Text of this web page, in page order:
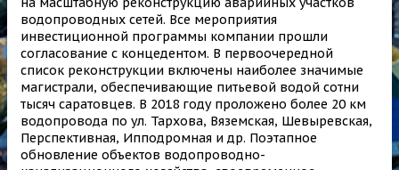
водопроводных сетей. Все мероприятия
инвестиционной программы компании прошли
согласование с концедентом. В первоочередной
список реконструкции включены наиболее значимые
магистрали, обеспечивающие питьевой водой сотни
тысяч саратовцев. В 2018 году проложено более 20 км
водопровода по ул. Тархова, Вяземская, Шевыревская,
Перспективная, Ипподромная и др. Поэтапное
обновление объектов водопроводно-